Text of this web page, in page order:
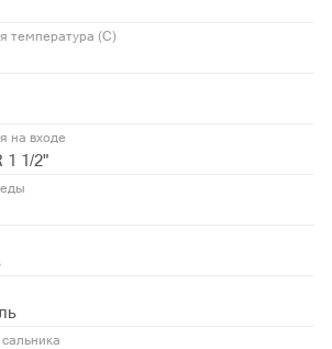
температура (С)
на входе
1 1/2"